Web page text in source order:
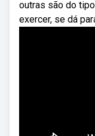
outras são do
exercer, se dá